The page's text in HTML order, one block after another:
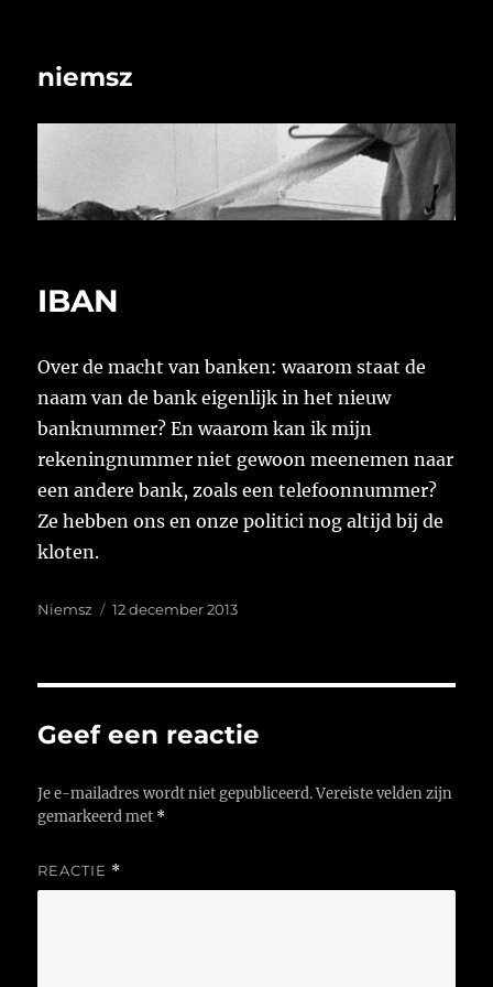
niemsz
IBAN
Over de macht van banken: waarom staat de
naam van de bank eigenlijk in het nieuw
banknummer? En waarom kan ik mijn
rekeningnummer niet gewoon meenemen naar
een andere bank, zoals een telefoonnummer?
Ze hebben ons en onze politici nog altijd bij de
kloten.
Auteur
Niemsz
Geplaatst
12 december 2013
Geef een reactie
Je e-mailadres wordt niet gepubliceerd. Vereiste velden zijn
gemarkeerd met *
REACTIE *